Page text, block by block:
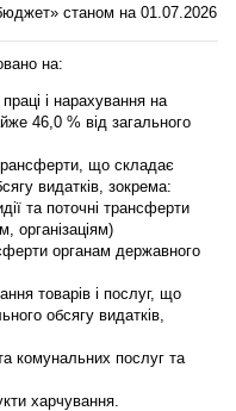
станом на 01.07.2026
на:
і нарахування на
46,0 % від загального
що складає
видатків, зокрема:
та поточні трансферти
організаціям)
органам державного
товарів і послуг, що
обсягу видатків,
комунальних послуг та
харчування.